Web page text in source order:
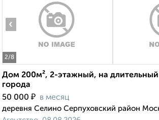
2/8
‹
Дом 200м², 2-этажный, на
города
50 000 ₽ в месяц
деревня Селино Серпуховский район